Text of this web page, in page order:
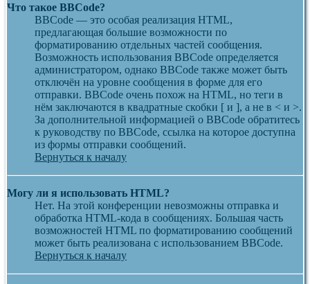
Что такое BBCode?
BBCode — это особая реализация HTML,
предлагающая большие возможности по
форматированию отдельных частей сообщения.
Возможность использования BBCode определяется
администратором, однако BBCode также может быть
отключён на уровне сообщения в форме для его
отправки. BBCode очень похож на HTML, но теги в
нём заключаются в квадратные скобки [ и ], а не в < и >.
За дополнительной информацией о BBCode обратитесь
к руководству по BBCode, ссылка на которое доступна
из формы отправки сообщений.
Вернуться к началу
Могу ли я использовать HTML?
Нет. На этой конференции невозможны отправка и
обработка HTML-кода в сообщениях. Большая часть
возможностей HTML по форматированию сообщений
может быть реализована с использованием BBCode.
Вернуться к началу